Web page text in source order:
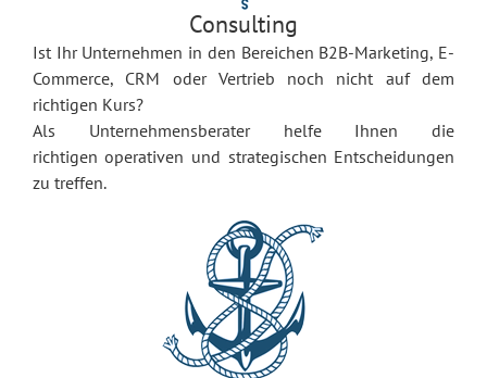
Consulting
Ist Ihr Unternehmen in den Bereichen B2B-Marketing, E-
Commerce, CRM oder Vertrieb noch nicht auf dem
richtigen Kurs?
Als Unternehmensberater helfe Ihnen die
richtigen operativen und strategischen Entscheidungen
zu treffen.